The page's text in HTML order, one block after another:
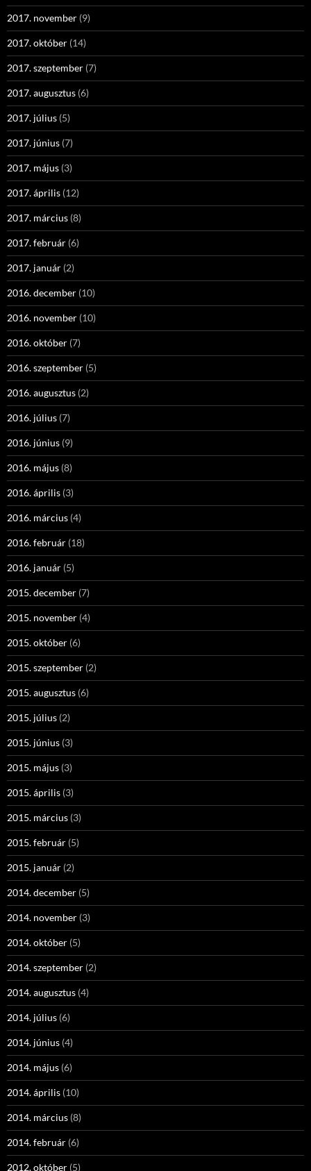
2017. november (9)
2017. október (14)
2017. szeptember (7)
2017. augusztus (6)
2017. július (5)
2017. június (7)
2017. május (3)
2017. április (12)
2017. március (8)
2017. február (6)
2017. január (2)
2016. december (10)
2016. november (10)
2016. október (7)
2016. szeptember (5)
2016. augusztus (2)
2016. július (7)
2016. június (9)
2016. május (8)
2016. április (3)
2016. március (4)
2016. február (18)
2016. január (5)
2015. december (7)
2015. november (4)
2015. október (6)
2015. szeptember (2)
2015. augusztus (6)
2015. július (2)
2015. június (3)
2015. május (3)
2015. április (3)
2015. március (3)
2015. február (5)
2015. január (2)
2014. december (5)
2014. november (3)
2014. október (5)
2014. szeptember (2)
2014. augusztus (4)
2014. július (6)
2014. június (4)
2014. május (6)
2014. április (10)
2014. március (8)
2014. február (6)
2012. október (5)